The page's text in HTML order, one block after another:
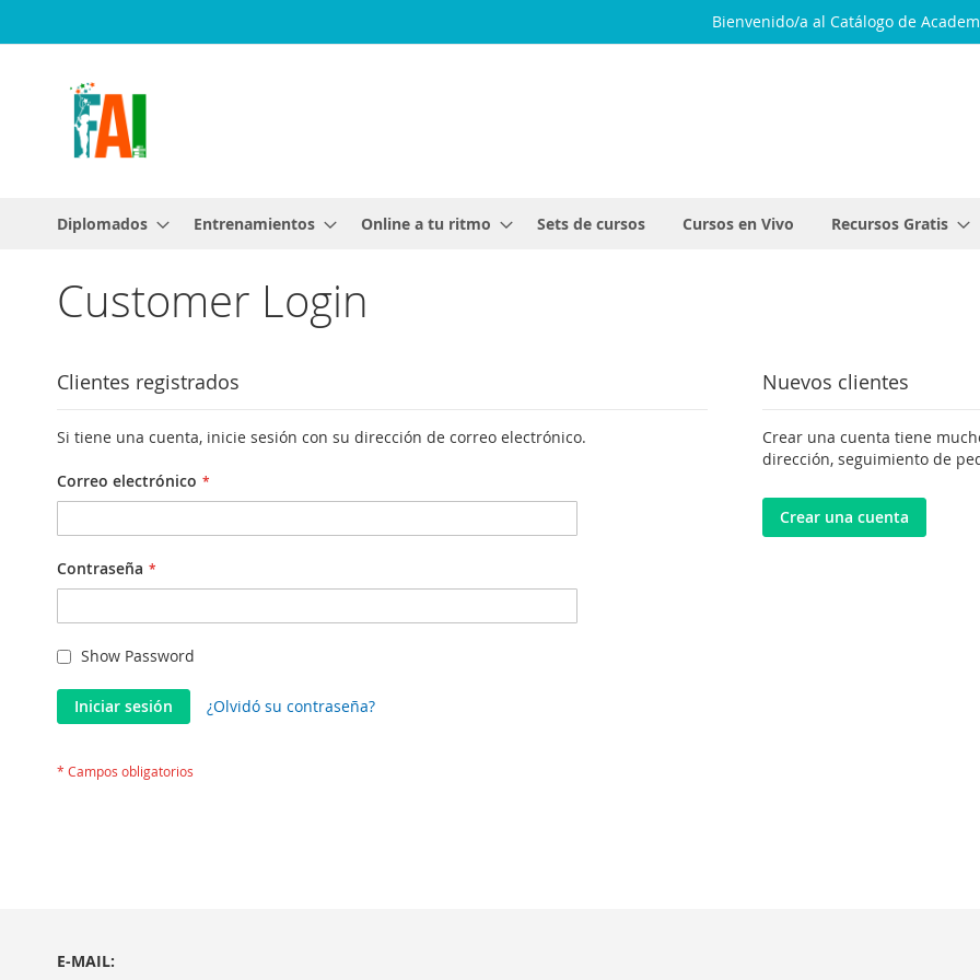
al
Bienvenido/a al Catálogo de
Diplomados Entrenamientos Online a tu ritmo Sets de cursos Cursos en Vivo Recursos Gratis
Customer Login
Clientes registrados
Si tiene una cuenta, inicie sesión con su dirección de correo electrónico.
Correo electrónico
Contraseña
Show Password
Iniciar sesión ¿Olvidó su contraseña?
Nuevos clientes
Crear una cuenta tiene
dirección, seguimiento de
Crear una cuenta
E-MAIL: